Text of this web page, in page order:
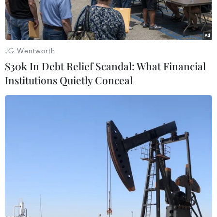
Thủ tướng Malaysia Mahathir Mohamad. (Ảnh: AFP/TTXVN)
Trong lần xuất hiện công khai đầu tiên kể từ
khi Liên minh Hy vọng (PH) cầm quyền sụp đổ,
Thủ tướng tạm quyền Malaysia Mahathir
Mohamad đã xin lỗi người dân nước này vì
JG Wentworth
$30k In Debt Relief Scandal: What Financial
Institutions Quietly Conceal